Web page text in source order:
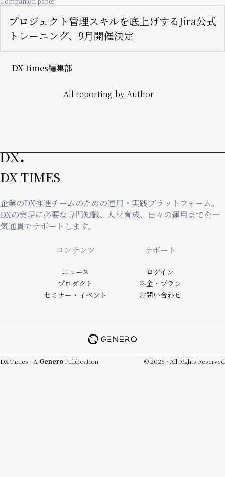
プロジェクト管理スキルを底上げするJira公式
トレーニング、9月開催決定
DX-times編集部
All reporting by Author
DX TIMES
企業のDX推進チームのための運用・実践プラットフォーム。
DXの実現に必要な専門知識、人材育成、日々の運用までを一
気通貫でサポートします。
コンテンツ
ニュース
プロダクト
セミナー・イベント
サポート
ログイン
料金・プラン
お問い合わせ
DX Times - A Genero Publication © 2026 · All Rights Reserved